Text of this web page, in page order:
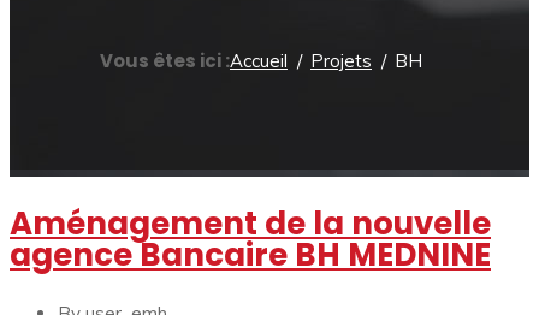
Vous êtes ici :Accueil Projets BH
Aménagement de la nouvelle
agence Bancaire BH MEDNINE